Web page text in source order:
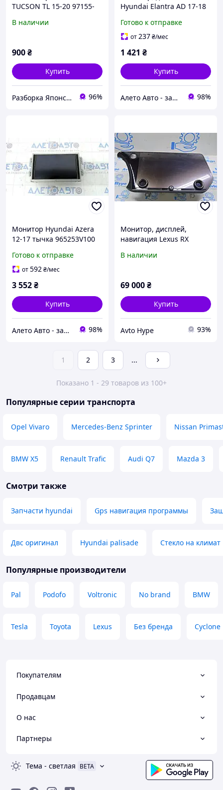
TUCSON TL 15-20 97155-
В наличии
900₴
Купить
Разборка Японских Автомобилей Автоджапан "AutoJapan" 96%
Hyundai Elantra AD 17-18
хром 96170F2100UAT
Готово к отправке
от237₴/мес
1 421 ₴
Купить
Алето Авто - запчасти на авто из США 98%
Монитор Hyundai Azera
12-17 тычка 965253V100
Готово к отправке
от592₴/мес
3 552₴
Купить
Алето Авто - запчасти на авто из США 98%
Монитор, дисплей,
навигация Lexus RX
царапины
В наличии
69 000₴
Купить
Avto Hype 93%
1 2 3 ...
Показано 1 - 29 товаров из 100+
Популярные серии транспорта
Opel Vivaro Mercedes-Benz Sprinter Nissan
BMW X5 Renault Trafic Audi Q7 Mazda 3
Смотри также
Запчасти hyundai Gps навигация программы
Двс оригинал Hyundai palisade Стекло на климат
Популярные производители
Pal Podofo Voltronic No brand BMW
Tesla Toyota Lexus Без бренда Cyclone
Покупателям
Продавцам
О нас
Партнеры
Тема - светлая BETA